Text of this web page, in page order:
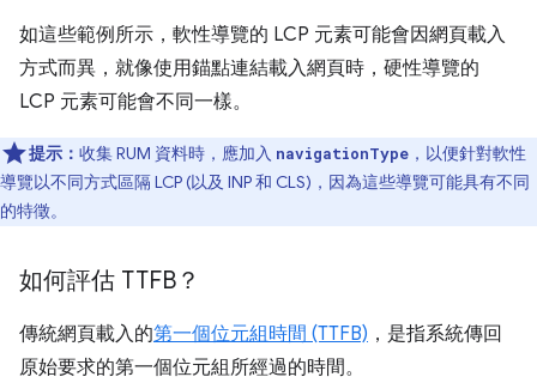
如這些範例所示，軟性導覽的 LCP 元素可能會因網頁載入
方式而異，就像使用錨點連結載入網頁時，硬性導覽的
LCP 元素可能會不同一樣。
提示： 收集 RUM 資料時，應加入 navigationType ，以便針對軟性
導覽以不同方式區隔 LCP (以及 INP 和 CLS)，因為這些導覽可能具有不同
的特徵。
如何評估 TTFB？
傳統網頁載入的第一個位元組時間 (TTFB) ，是指系統傳回
原始要求的第一個位元組所經過的時間。